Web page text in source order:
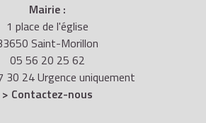
Mairie :
1 place de l'église
Saint-Morillon
05 56 20 25 62
30 24 Urgence uniquement
> Contactez-nous